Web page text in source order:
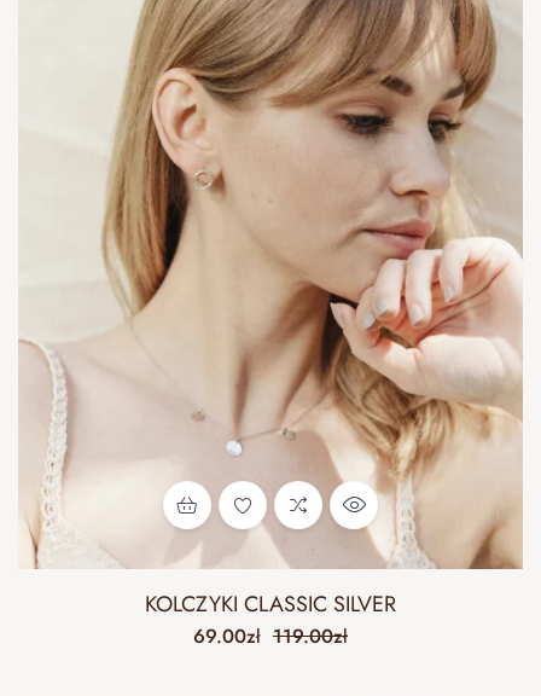
KOLCZYKI CLASSIC SILVER
119.00zł
69.00zł